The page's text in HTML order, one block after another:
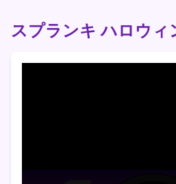
スプランキ ハロウィ